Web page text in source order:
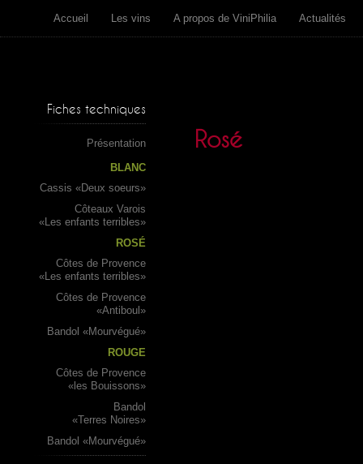
Accueil Les vins A propos de ViniPhilia Actualités
Fiches techniques
Présentation
BLANC
Cassis «Deux soeurs»
Côteaux Varois
«Les enfants terribles»
ROSÉ
Côtes de Provence
«Les enfants terribles»
Côtes de Provence
«Antiboul»
Bandol «Mourvégué»
ROUGE
Côtes de Provence
«les Bouissons»
Bandol
«Terres Noires»
Bandol «Mourvégué»
Rosé